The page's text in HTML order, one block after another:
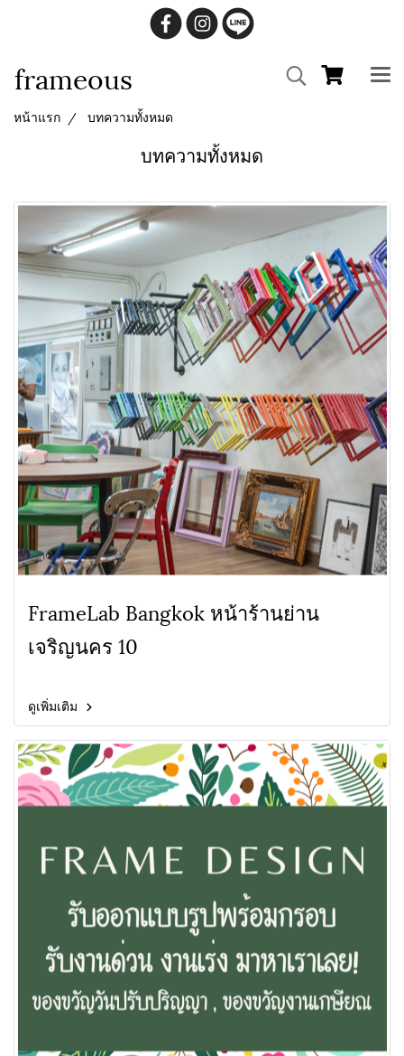
frameous
หน้าแรก บทความทั้งหมด
บทความทั้งหมด
FrameLab Bangkok หน้าร้านย่าน
เจริญนคร 10
ดูเพิ่มเติม